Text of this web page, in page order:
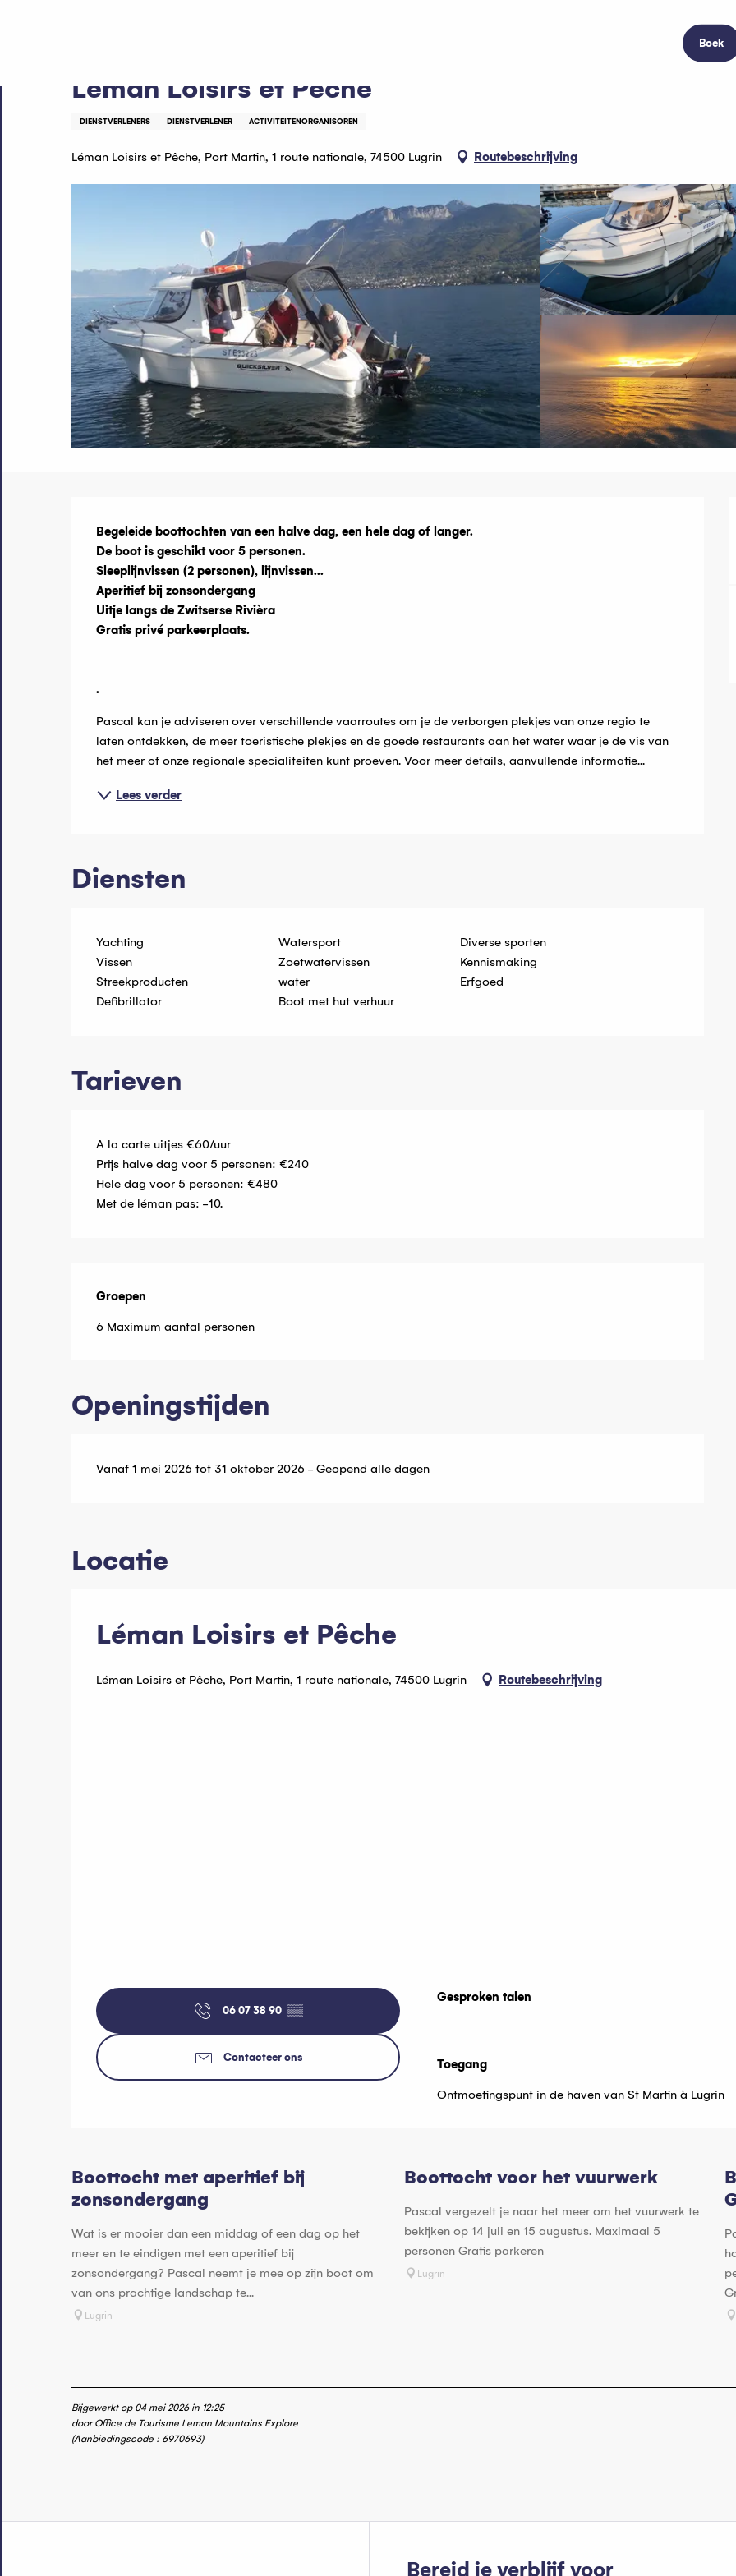
Boek
Léman Loisirs et Pêche
DIENSTVERLENERS DIENSTVERLENER ACTIVITEITENORGANISOREN
Léman Loisirs et Pêche, Port Martin, 1 route nationale, 74500 Lugrin Routebeschrijving
Beschrijving
Begeleide boottochten van een halve dag, een hele dag of langer.
De boot is geschikt voor 5 personen.
Sleeplijnvissen (2 personen), lijnvissen...
Aperitief bij zonsondergang
Uitje langs de Zwitserse Rivièra
Gratis privé parkeerplaats.
.
Pascal kan je adviseren over verschillende vaarroutes om je de verborgen plekjes van onze regio te
laten ontdekken, de meer toeristische plekjes en de goede restaurants aan het water waar je de vis van
het meer of onze regionale specialiteiten kunt proeven. Voor meer details, aanvullende informatie...
Lees verder
Diensten
Yachting Watersport
Diverse sporten
Vissen
Zoetwatervissen
Kennismaking
Streekproducten
water
Erfgoed
Defibrillator
Boot met hut verhuur
Tarieven
A la carte uitjes €60/uur
Prijs halve dag voor 5 personen: €240
Hele dag voor 5 personen: €480
Met de léman pas: -10.
Groepen
Groepen
6 Maximum aantal personen
Openingstijden
Vanaf 1 mei 2026 tot 31 oktober 2026 - Geopend alle dagen
Locatie
Léman Loisirs et Pêche
Léman Loisirs et Pêche, Port Martin, 1 route nationale, 74500 Lugrin Routebeschrijving
06 07 38 90 ▒▒
Contacteer ons
Gesproken talen
Gesproken talen
Toegang
Toegang
Ontmoetingspunt in de haven van St Martin à Lugrin
Boottocht met aperitief bij
zonsondergang
Wat is er mooier dan een middag of een dag op het
meer en te eindigen met een aperitief bij
zonsondergang? Pascal neemt je mee op zijn boot om
van ons prachtige landschap te...
Lugrin
Boottocht voor het vuurwerk
Pascal vergezelt je naar het meer om het vuurwerk te
bekijken op 14 juli en 15 augustus. Maximaal 5
personen Gratis parkeren
Lugrin
Bijgewerkt op 04 mei 2026 in 12:25
door Office de Tourisme Leman Mountains Explore
(Aanbiedingscode : 6970693)
Bereid je verblijf voor